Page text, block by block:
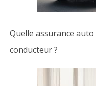
Quelle assurance
conducteur ?